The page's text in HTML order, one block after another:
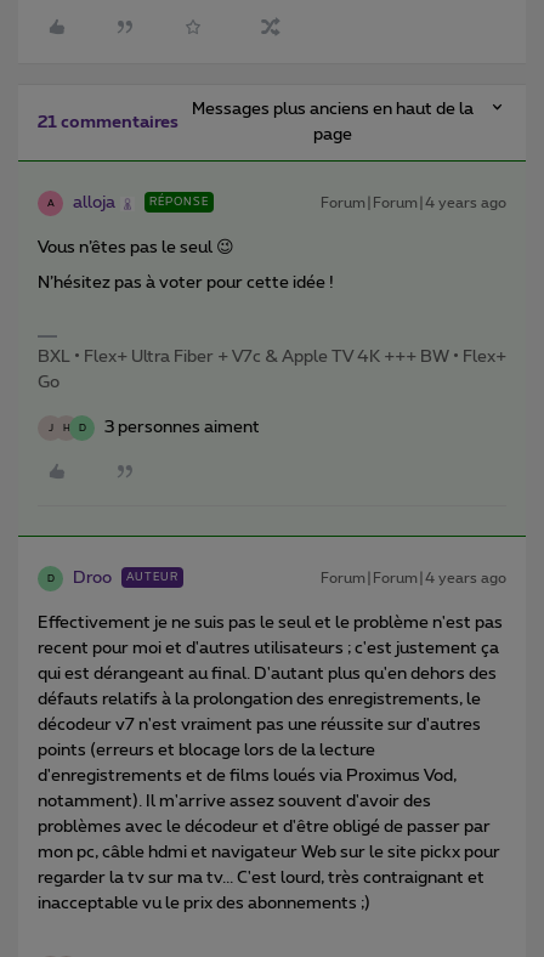
21 commentaires
Messages plus anciens en haut de la
page
A alloja RÉPONSE Forum|Forum|4 years ago
Vous n’êtes pas le seul 😉
N’hésitez pas à voter pour cette idée !
BXL • Flex+ Ultra Fiber + V7c & Apple TV 4K +++ BW • Flex+
Go
J H D 3 personnes aiment
D Droo AUTEUR Forum|Forum|4 years ago
Effectivement je ne suis pas le seul et le problème n'est pas
recent pour moi et d'autres utilisateurs ; c'est justement ça
qui est dérangeant au final. D'autant plus qu'en dehors des
défauts relatifs à la prolongation des enregistrements, le
décodeur v7 n'est vraiment pas une réussite sur d'autres
points (erreurs et blocage lors de la lecture
d'enregistrements et de films loués via Proximus Vod,
notamment). Il m'arrive assez souvent d'avoir des
problèmes avec le décodeur et d'être obligé de passer par
mon pc, câble hdmi et navigateur Web sur le site pickx pour
regarder la tv sur ma tv... C'est lourd, très contraignant et
inacceptable vu le prix des abonnements ;)